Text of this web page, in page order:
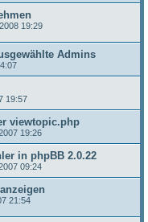
19:29
Admins
19:57
viewtopic.php
19:26
in phpBB 2.0.22
09:24
21:54